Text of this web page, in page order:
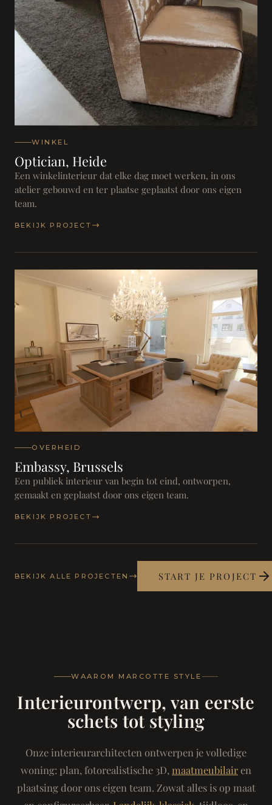
WINKEL
Optician, Heide
Een winkelinterieur dat elke dag moet werken, in ons
atelier gebouwd en ter plaatse geplaatst door ons eigen
team.
BEKIJK PROJECT
OVERHEID
Embassy, Brussels
Een publiek interieur van begin tot eind, ontworpen,
gemaakt en geplaatst door ons eigen team.
BEKIJK PROJECT
BEKIJK ALLE PROJECTEN START JE PROJECT
WAAROM MARCOTTE STYLE
Interieurontwerp, van eerste
schets tot styling
Onze interieurarchitecten ontwerpen je volledige
woning: plan, fotorealistische 3D, maatmeubilairen
plaatsing door ons eigen team. Zowat alles is op maat